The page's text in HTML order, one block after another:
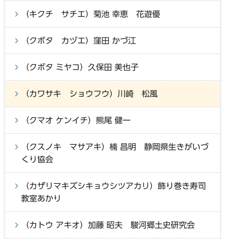
（キクチ サチエ）菊池 幸恵 花遊優
（クボタ カヅエ）窪田 かづ江
（クボタ ミヤコ）久保田 美也子
（カワサキ ショウフウ）川崎 松風
（クマオ ケンイチ）熊尾 健一
（クスノキ マサアキ）楠 昌明 静岡県生きがいづ
くり協会
（カザリマキズシキョウシツアカリ）飾り巻き寿司
教室あかり
（カトウ アキオ）加藤 昭夫 駿河郷土史研究会